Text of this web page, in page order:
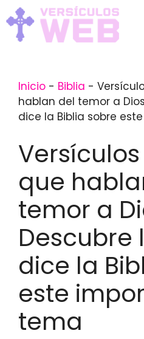
Skip
to
content
Inicio - Biblia -
hablan del temor a
dice la Biblia sobre
que
temor a
Descubre
dice la
este
tema